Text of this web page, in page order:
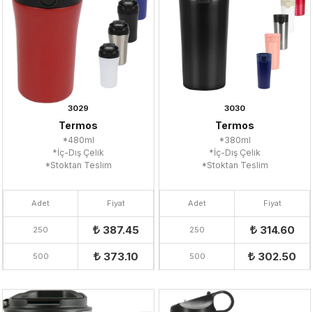
3029
Termos
*480ml
*İç-Dış Çelik
*Stoktan Teslim
Adet Fiyat
250 387.45
500 373.10
3030
Termos
*380ml
*İç-Dış Çelik
*Stoktan Teslim
Adet Fiyat
250 314.60
500 302.50